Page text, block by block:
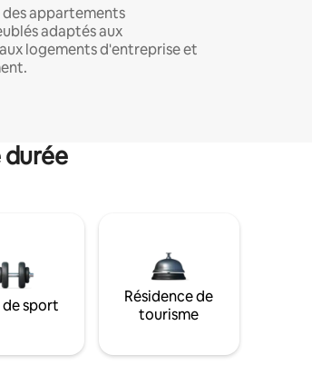
appartements
adaptés aux
logements d'entreprise et
de sport
Résidence de
tourisme